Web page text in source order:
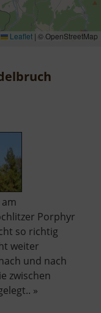
Leaflet | © OpenStreetMap
Porphyr
so richtig
weiter
und nach
zwischen
»